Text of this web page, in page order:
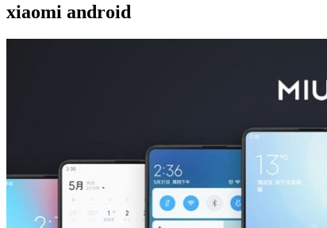
xiaomi android